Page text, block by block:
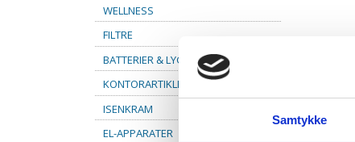
Samtykke
WELLNESS
FILTRE
BATTERIER & LYGTER
KONTORARTIKLER
ISENKRAM
EL-APPARATER